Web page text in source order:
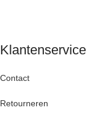
Klantenservice
Contact
Retourneren